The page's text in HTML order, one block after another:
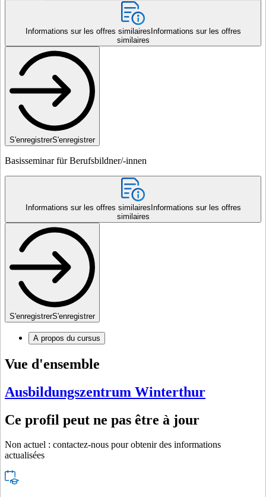
Informations sur les offres similaires Informations sur les offres
similaires
S'enregistrerS'enregistrer
Basisseminar für Berufsbildner/-innen
Informations sur les offres similaires Informations sur les offres
similaires
S'enregistrerS'enregistrer
A propos du cursus
Vue d'ensemble
Ausbildungszentrum Winterthur
Ce profil peut ne pas être à jour
Non actuel : contactez-nous pour obtenir des informations
actualisées